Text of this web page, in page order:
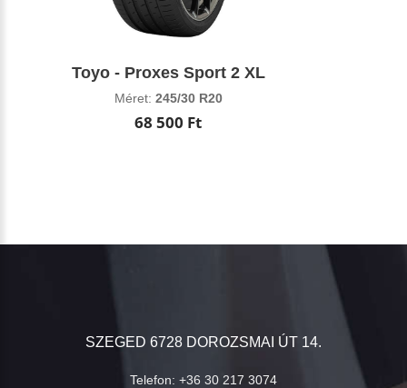
Toyo - Proxes Sport 2 XL
Méret: 245/30 R20
68 500 Ft
SZEGED 6728 DOROZSMAI ÚT 14.
Telefon: +36 30 217 3074